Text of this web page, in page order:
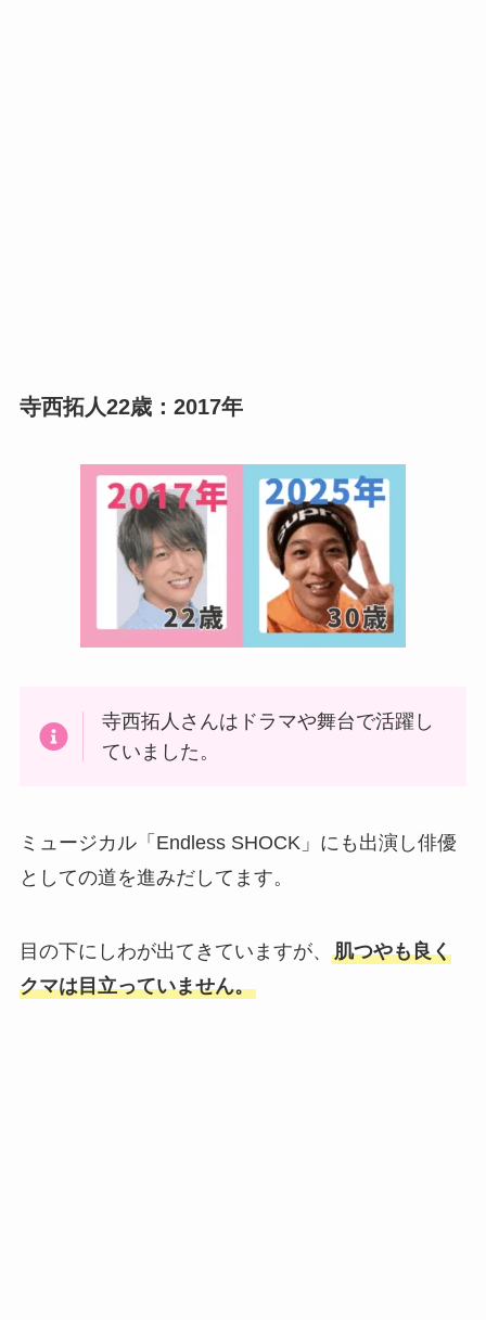
寺西拓人22歳：2017年
寺西拓人さんはドラマや舞台で活躍し
ていました。
ミュージカル「Endless SHOCK」にも出演し俳優
としての道を進みだしてます。
目の下にしわが出てきていますが、 肌つやも良く
クマは目立っていません。